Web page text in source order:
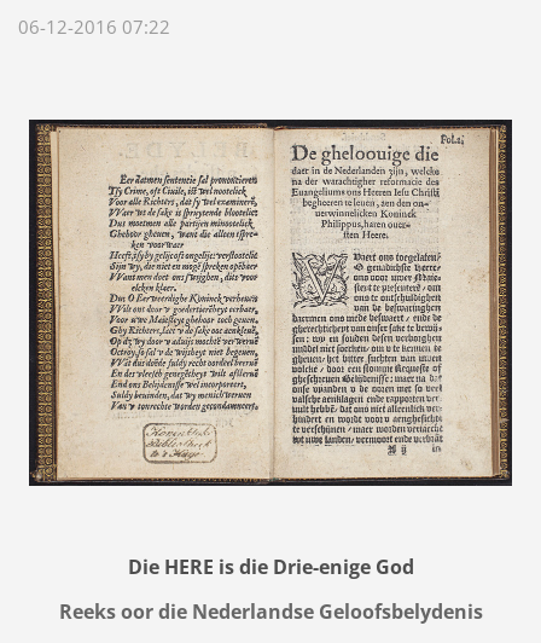
06-12-2016 07:22
Die HERE is die Drie-enige God
Reeks oor die Nederlandse Geloofsbelydenis